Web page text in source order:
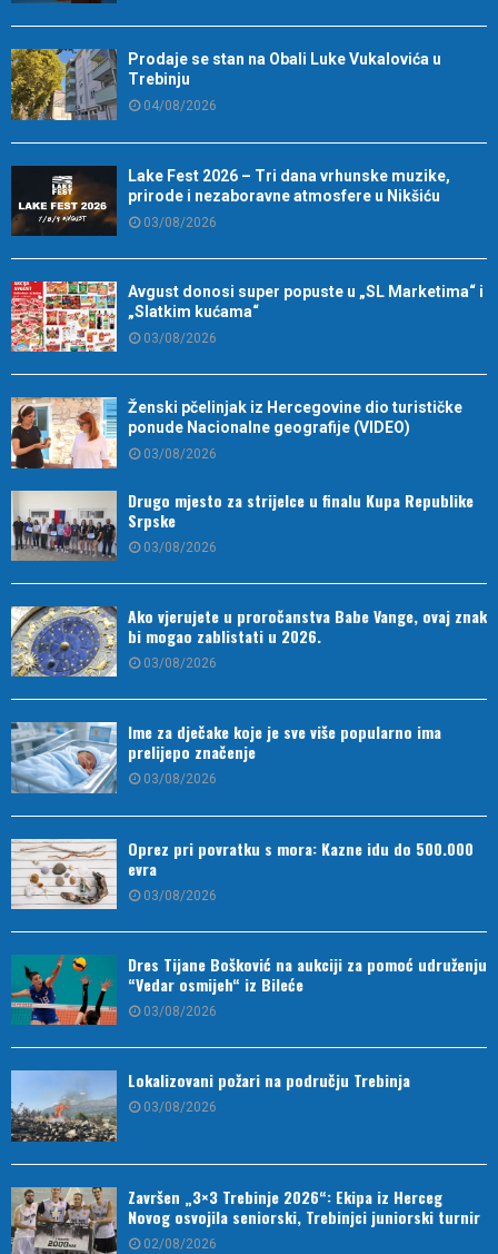
Prodaje se stan na Obali Luke Vukalovića u
Trebinju
04/08/2026
Lake Fest 2026 – Tri dana vrhunske muzike,
prirode i nezaboravne atmosfere u Nikšiću
03/08/2026
Avgust donosi super popuste u „SL Marketima“ i
„Slatkim kućama“
03/08/2026
Ženski pčelinjak iz Hercegovine dio turističke
ponude Nacionalne geografije (VIDEO)
03/08/2026
Drugo mjesto za strijelce u finalu Kupa Republike
Srpske
03/08/2026
Ako vjerujete u proročanstva Babe Vange, ovaj znak
bi mogao zablistati u 2026.
03/08/2026
Ime za dječake koje je sve više popularno ima
prelijepo značenje
03/08/2026
Oprez pri povratku s mora: Kazne idu do 500.000
evra
03/08/2026
Dres Tijane Bošković na aukciji za pomoć udruženju
“Vedar osmijeh“ iz Bileće
03/08/2026
Lokalizovani požari na području Trebinja
03/08/2026
Završen „3×3 Trebinje 2026“: Ekipa iz Herceg
Novog osvojila seniorski, Trebinjci juniorski turnir
02/08/2026